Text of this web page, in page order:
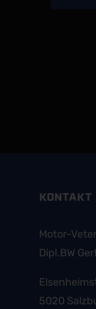
KONTAKT
Motor-
Dipl.BW
5020